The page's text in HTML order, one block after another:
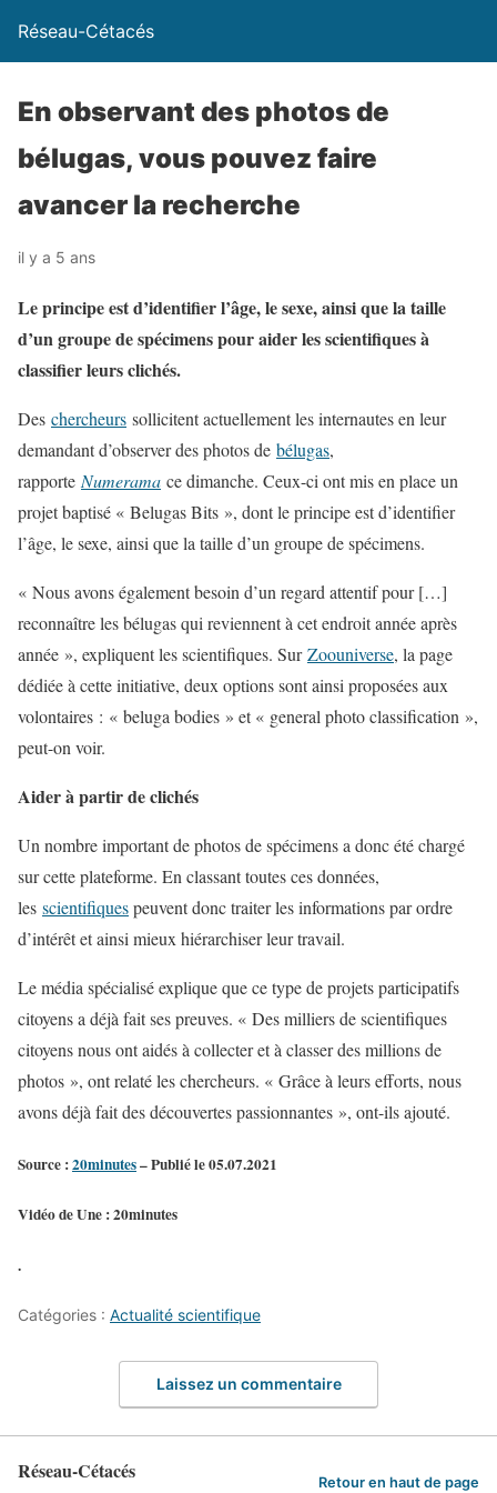
Réseau-Cétacés
En observant des photos de
bélugas, vous pouvez faire
avancer la recherche
il y a 5 ans
Le principe est d’identifier l’âge, le sexe, ainsi que la taille
d’un groupe de spécimens pour aider les scientifiques à
classifier leurs clichés.
Des chercheurs sollicitent actuellement les internautes en leur
demandant d’observer des photos de bélugas,
rapporte Numerama ce dimanche. Ceux-ci ont mis en place un
projet baptisé « Belugas Bits », dont le principe est d’identifier
l’âge, le sexe, ainsi que la taille d’un groupe de spécimens.
« Nous avons également besoin d’un regard attentif pour […]
reconnaître les bélugas qui reviennent à cet endroit année après
année », expliquent les scientifiques. SurZoouniverse, la page
dédiée à cette initiative, deux options sont ainsi proposées aux
volontaires : « beluga bodies » et « general photo classification »,
peut-on voir.
Aider à partir de clichés
Un nombre important de photos de spécimens a donc été chargé
sur cette plateforme. En classant toutes ces données,
les scientifiquespeuvent donc traiter les informations par ordre
d’intérêt et ainsi mieux hiérarchiser leur travail.
Le média spécialisé explique que ce type de projets participatifs
citoyens a déjà fait ses preuves. « Des milliers de scientifiques
citoyens nous ont aidés à collecter et à classer des millions de
photos », ont relaté les chercheurs. « Grâce à leurs efforts, nous
avons déjà fait des découvertes passionnantes », ont-ils ajouté.
Source :20minutes– Publié le 05.07.2021
Vidéo de Une : 20minutes
.
Catégories : Actualité scientifique
Laissez un commentaire
Réseau-Cétacés Retour en haut de page